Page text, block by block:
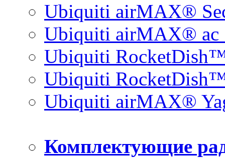
Ubiquiti airMAX®
Ubiquiti airMAX® ac
Ubiquiti
Ubiquiti
Ubiquiti airMAX®
Комплектующие